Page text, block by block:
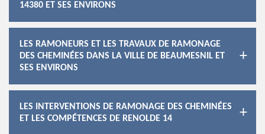
14380 ET SES ENVIRONS
LES RAMONEURS ET LES TRAVAUX DE RAMONAGE
DES CHEMINÉES DANS LA VILLE DE BEAUMESNIL ET
SES ENVIRONS
LES INTERVENTIONS DE RAMONAGE DES CHEMINÉES
ET LES COMPÉTENCES DE RENOLDE 14